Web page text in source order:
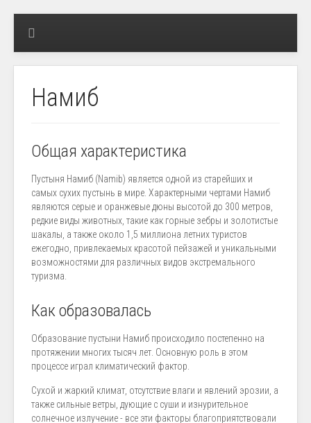
Намиб
Общая характеристика
Пустыня Намиб (Namib) является одной из старейших и
самых сухих пустынь в мире. Характерными чертами Намиб
являются серые и оранжевые дюны высотой до 300 метров,
редкие виды животных, такие как горные зебры и золотистые
шакалы, а также около 1,5 миллиона летних туристов
ежегодно, привлекаемых красотой пейзажей и уникальными
возможностями для различных видов экстремального
туризма.
Как образовалась
Образование пустыни Намиб происходило постепенно на
протяжении многих тысяч лет. Основную роль в этом
процессе играл климатический фактор.
Сухой и жаркий климат, отсутствие влаги и явлений эрозии, а
также сильные ветры, дующие с суши и изнурительное
солнечное излучение - все эти факторы благоприятствовали